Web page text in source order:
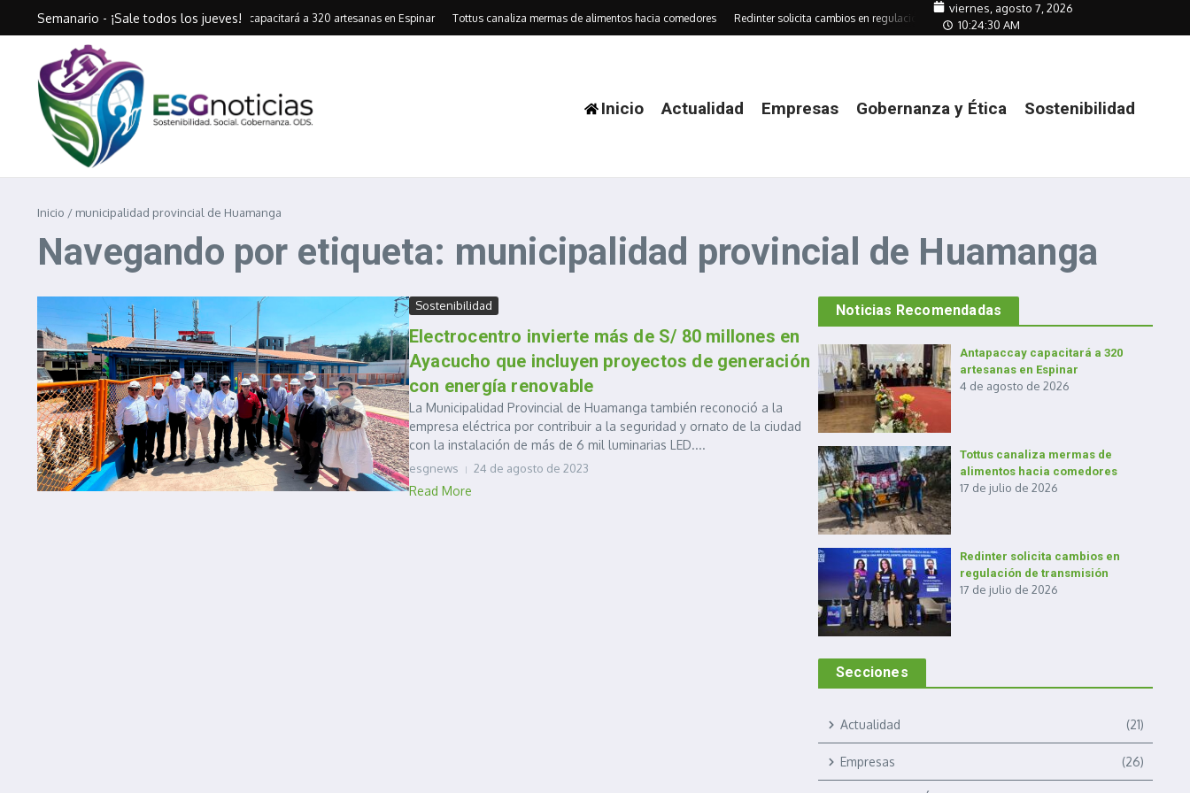
Semanario - ¡Sale todos los jueves!Antapaccay capacitará a 320 artesanas en Espinar Tottus canaliza mermas de alimentos hacia comedores Redinter solicita cambios en regulación de transmisión Empresas mitigan su huella ante
viernes, agosto 7, 2026
10:24:30 AM
Inicio Actualidad Empresas Gobernanza y Ética Sostenibilidad
Inicio / municipalidad provincial de Huamanga
Navegando por etiqueta: municipalidad provincial de Huamanga
Sostenibilidad
Electrocentro invierte más de S/ 80 millones en
Ayacucho que incluyen proyectos de generación
con energía renovable
La Municipalidad Provincial de Huamanga también reconoció a la
empresa eléctrica por contribuir a la seguridad y ornato de la ciudad
con la instalación de más de 6 mil luminarias LED....
esgnews 24 de agosto de 2023
Read More
Noticias Recomendadas
Antapaccay capacitará a 320
artesanas en Espinar
4 de agosto de 2026
Tottus canaliza mermas de
alimentos hacia comedores
17 de julio de 2026
Redinter solicita cambios en
regulación de transmisión
17 de julio de 2026
Secciones
Actualidad (21)
Empresas (26)